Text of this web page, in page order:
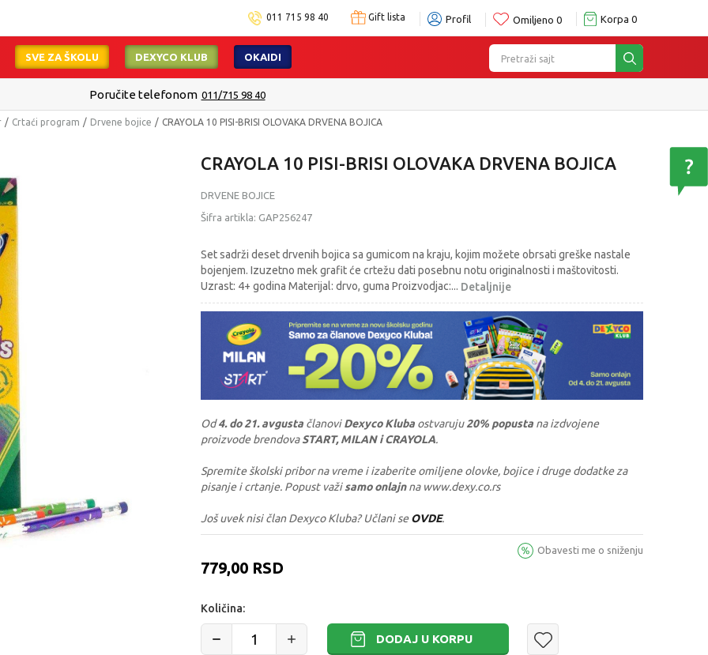
011 715 98 40 Gift lista Profil Omiljeno 0 Korpa 0
Pretraži sajt
SVE ZA ŠKOLU DEXYCO KLUB OKAIDI
Poručite telefonom 011/715 98 40
Crtaći program Drvene bojice CRAYOLA 10 PISI-BRISI OLOVAKA DRVENA BOJICA
CRAYOLA 10 PISI-BRISI OLOVAKA DRVENA BOJICA
DRVENE BOJICE
Šifra artikla: GAP256247
Set sadrži deset drvenih bojica sa gumicom na kraju, kojim možete obrsati greške nastale
bojenjem. Izuzetno mek grafit će crtežu dati posebnu notu originalnosti i maštovitosti.
Uzrast: 4+ godina Materijal: drvo, guma Proizvodjac:... Detaljnije
Od4. do 21. avgusta članoviDexyco Kluba ostvaruju20% popusta na izdvojene
proizvode brendovaSTART, MILAN i CRAYOLA.
Spremite školski pribor na vreme i izaberite omiljene olovke, bojice i druge dodatke za
pisanje i crtanje. Popust važisamo onlajnna www.dexy.co.rs
Još uvek nisi član Dexyco Kluba? Učlani seOVDE.
779,00 RSD
Obavesti me o sniženju
Količina:
DODAJ U KORPU